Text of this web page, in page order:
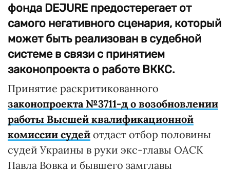
фонда DEJURE предостерегает от
самого негативного сценария, который
может быть реализован в судебной
системе в связи с принятием
законопроекта о работе ВККС.
Принятие раскритикованного
законопроекта №3711-д о возобновлении
работы Высшей квалификационной
комиссии судей отдаст отбор половины
судей Украины в руки экс-главы ОАСК
Павла Вовка и бывшего замглавы